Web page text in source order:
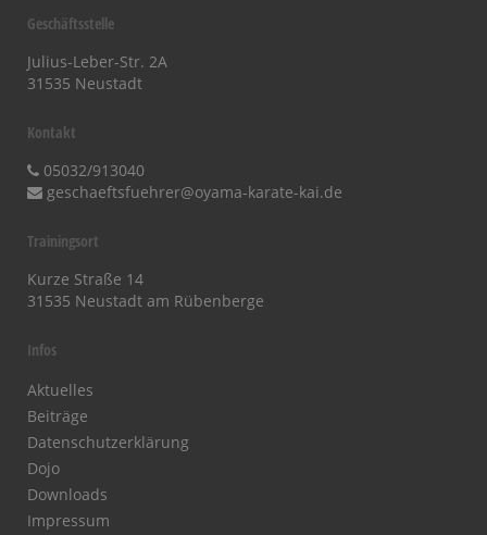
Geschäftsstelle
Julius-Leber-Str. 2A
31535 Neustadt
Kontakt
05032/913040
geschaeftsfuehrer@oyama-karate-kai.de
Trainingsort
Kurze Straße 14
31535 Neustadt am Rübenberge
Infos
Aktuelles
Beiträge
Datenschutzerklärung
Dojo
Downloads
Impressum